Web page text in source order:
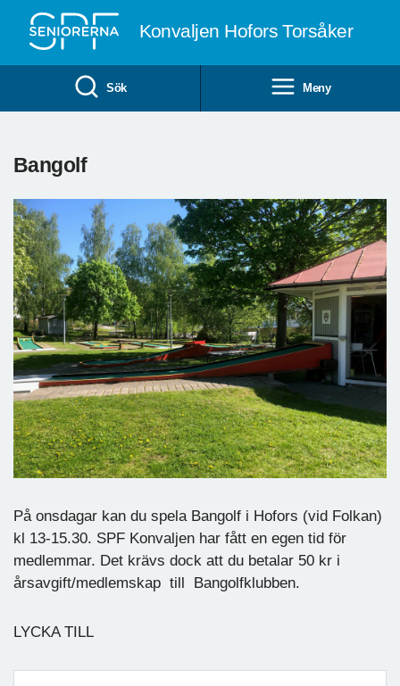
Konvaljen Hofors Torsåker
Sök Meny
Bangolf
På onsdagar kan du spela Bangolf i Hofors (vid Folkan)
kl 13-15.30. SPF Konvaljen har fått en egen tid för
medlemmar. Det krävs dock att du betalar 50 kr i
årsavgift/medlemskap till Bangolfklubben.
LYCKA TILL